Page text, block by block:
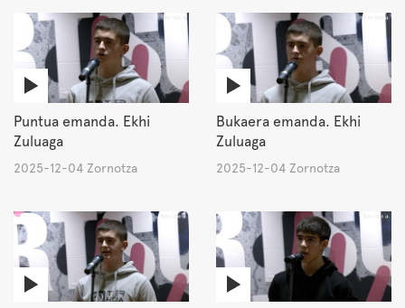
Puntua emanda. Ekhi
Zuluaga
2025-12-04 Zornotza
Bukaera emanda. Ekhi
Zuluaga
2025-12-04 Zornotza